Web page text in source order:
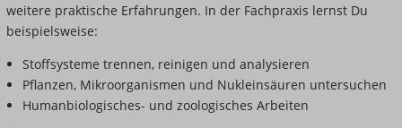
weitere praktische Erfahrungen. In der Fachpraxis lernst Du
beispielsweise:
Stoffsysteme trennen, reinigen und analysieren
Pflanzen, Mikroorganismen und Nukleinsäuren untersuchen
Humanbiologisches- und zoologisches Arbeiten